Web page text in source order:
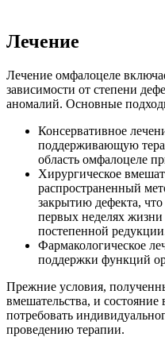
Лечение
Лечение омфалоцеле
зависимости от степени
аномалий. Основные
Консервативное
поддерживающую
область омфалоцеле
Хирургическое
распространенный
закрытию дефекта,
первых неделях
постепенной
Фармакологическое
поддержки функций
Прежние условия,
вмешательства, и
потребовать
проведению терапии.